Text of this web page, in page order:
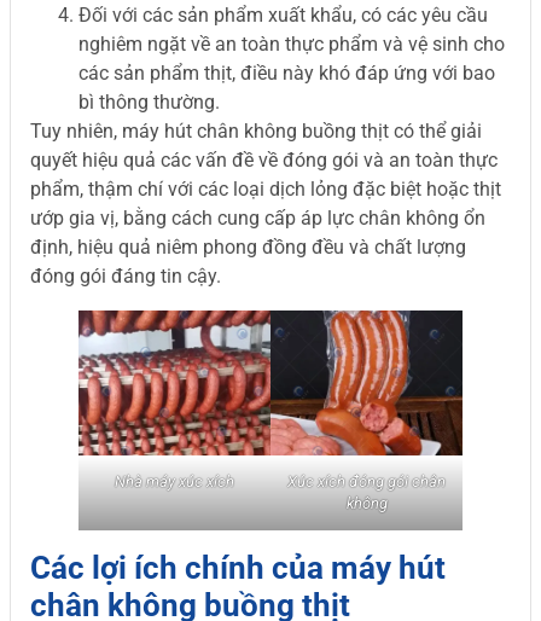
Đối với các sản phẩm xuất khẩu, có các yêu cầu
nghiêm ngặt về an toàn thực phẩm và vệ sinh cho
các sản phẩm thịt, điều này khó đáp ứng với bao
bì thông thường.
Tuy nhiên, máy hút chân không buồng thịt có thể giải
quyết hiệu quả các vấn đề về đóng gói và an toàn thực
phẩm, thậm chí với các loại dịch lỏng đặc biệt hoặc thịt
ướp gia vị, bằng cách cung cấp áp lực chân không ổn
định, hiệu quả niêm phong đồng đều và chất lượng
đóng gói đáng tin cậy.
Nhà máy xúc xích
Xúc xích đóng gói chân
không
Các lợi ích chính của máy hút
chân không buồng thịt